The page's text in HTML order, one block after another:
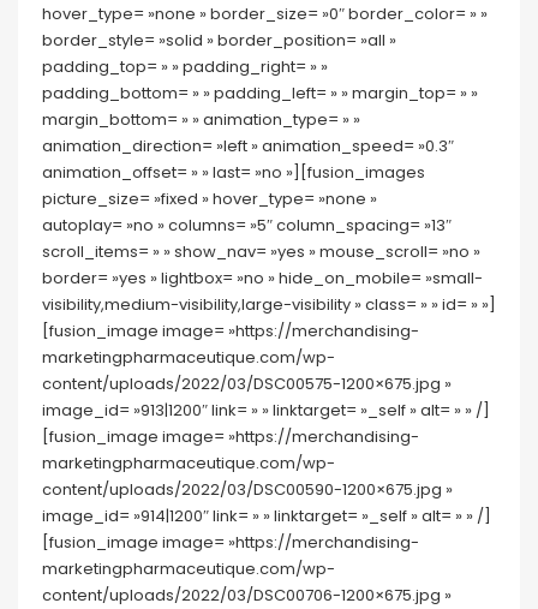
hover_type= »none » border_size= »0″ border_color= » »
border_style= »solid » border_position= »all »
padding_top= » » padding_right= » »
padding_bottom= » » padding_left= » » margin_top= » »
margin_bottom= » » animation_type= » »
animation_direction= »left » animation_speed= »0.3″
animation_offset= » » last= »no »][fusion_images
picture_size= »fixed » hover_type= »none »
autoplay= »no » columns= »5″ column_spacing= »13″
scroll_items= » » show_nav= »yes » mouse_scroll= »no »
border= »yes » lightbox= »no » hide_on_mobile= »small-
visibility,medium-visibility,large-visibility » class= » » id= » »]
[fusion_image image= »https://merchandising-
marketingpharmaceutique.com/wp-
content/uploads/2022/03/DSC00575-1200×675.jpg »
image_id= »913|1200″ link= » » linktarget= »_self » alt= » » /]
[fusion_image image= »https://merchandising-
marketingpharmaceutique.com/wp-
content/uploads/2022/03/DSC00590-1200×675.jpg »
image_id= »914|1200″ link= » » linktarget= »_self » alt= » » /]
[fusion_image image= »https://merchandising-
marketingpharmaceutique.com/wp-
content/uploads/2022/03/DSC00706-1200×675.jpg »